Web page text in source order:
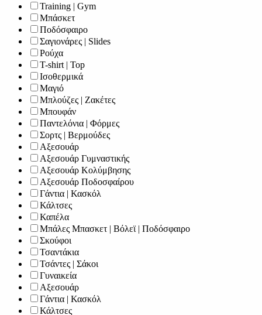
Training | Gym
Μπάσκετ
Ποδόσφαιρο
Σαγιονάρες | Slides
Ρούχα
T-shirt | Top
Ισοθερμικά
Μαγιό
Μπλούζες | Ζακέτες
Μπουφάν
Παντελόνια | Φόρμες
Σορτς | Βερμούδες
Αξεσουάρ
Αξεσουάρ Γυμναστικής
Αξεσουάρ Κολύμβησης
Αξεσουάρ Ποδοσφαίρου
Γάντια | Κασκόλ
Κάλτσες
Καπέλα
Μπάλες Μπασκετ | Βόλεϊ | Ποδόσφαιρο
Σκούφοι
Τσαντάκια
Τσάντες | Σάκοι
Γυναικεία
Αξεσουάρ
Γάντια | Κασκόλ
Κάλτσες